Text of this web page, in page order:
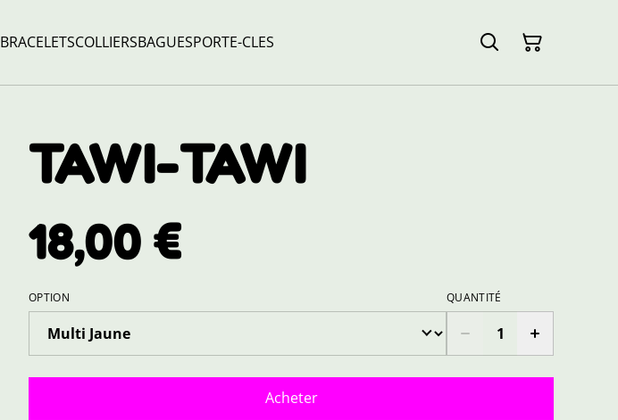
BRACELETSCOLLIERSBAGUESPORTE-CLES
TAWI-TAWI
18,00 €
OPTION QUANTITÉ
Acheter